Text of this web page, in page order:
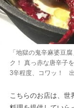
「地獄の鬼辛麻婆豆
ク！ 真っ赤な唐辛子
3辛程度、コワッ！
こちらのお店は、世